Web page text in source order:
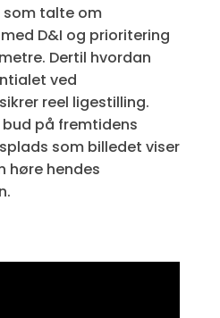
som talte om
D&I og prioritering
Dertil hvordan
ved
reel ligestilling.
på fremtidens
som billedet viser
høre hendes